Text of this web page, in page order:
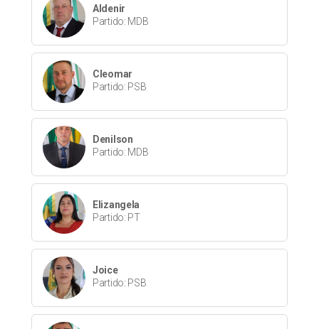
Aldenir
Partido: MDB
Cleomar
Partido: PSB
Denilson
Partido: MDB
Elizangela
Partido: PT
Joice
Partido: PSB